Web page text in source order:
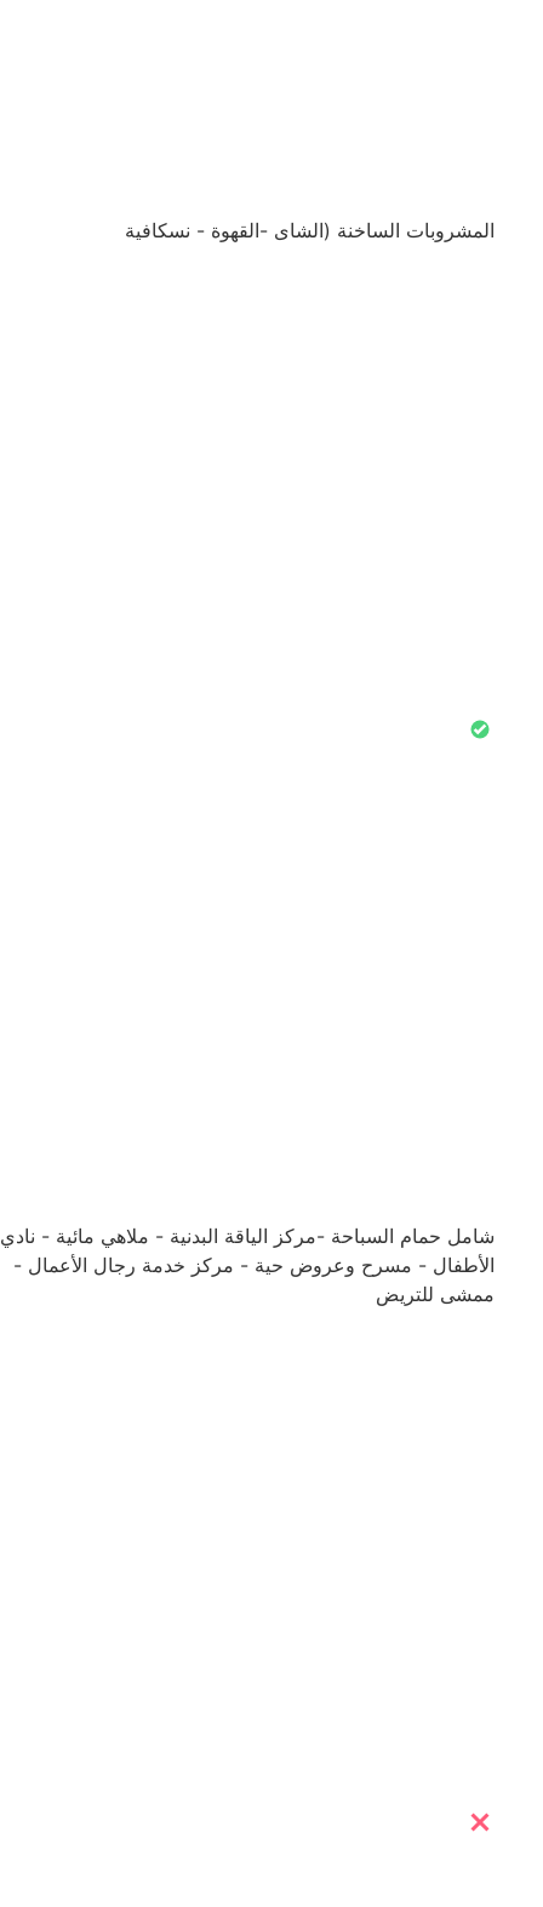
المشروبات الساخنة (الشاى -القهوة - نسكافية
شامل حمام السباحة -مركز الياقة البدنية - ملاهي مائية - نادي
الأطفال - مسرح وعروض حية - مركز خدمة رجال الأعمال -
ممشى للتريض